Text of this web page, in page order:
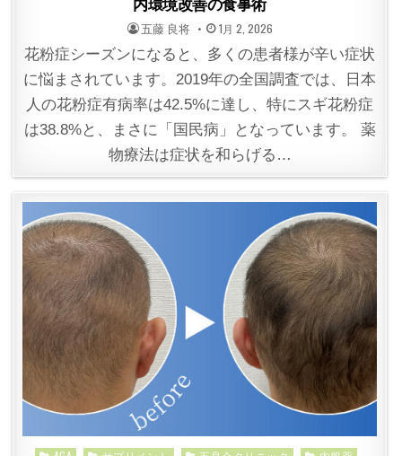
内環境改善の食事術
POSTED
BY
五藤 良将 POSTED
ON
1月 2, 2026
花粉症シーズンになると、多くの患者様が辛い症状
に悩まされています。2019年の全国調査では、日本
人の花粉症有病率は42.5%に達し、特にスギ花粉症
は38.8%と、まさに「国民病」となっています。 薬
物療法は症状を和らげる…